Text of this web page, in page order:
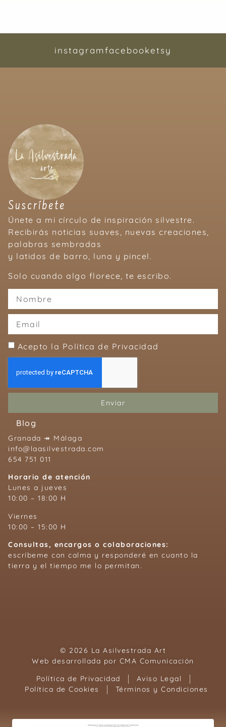
instagramfacebooketsy
Suscríbete
Únete a mi círculo de inspiración silvestre.
Recibirás noticias suaves, nuevas creaciones,
palabras sembradas
y latidos de barro, luna y pincel.
Solo cuando algo florece, te escribo.
Acepto la Política de Privacidad
Enviar
Blog
Granada ↠ Málaga
info@laasilvestrada.com
654 751 011
Horario de atención
Lunes a jueves
10:00 – 18:00 H
Viernes
10:00 – 15:00 H
Consultas, encargos o colaboraciones:
escríbeme con calma y responderé en cuanto la
tierra y el tiempo me lo permitan.
© 2026 La Asilvestrada Art
Web desarrollada por CMA Comunicación
Política de Privacidad
Aviso Legal
Política de Cookies
Términos y Condiciones